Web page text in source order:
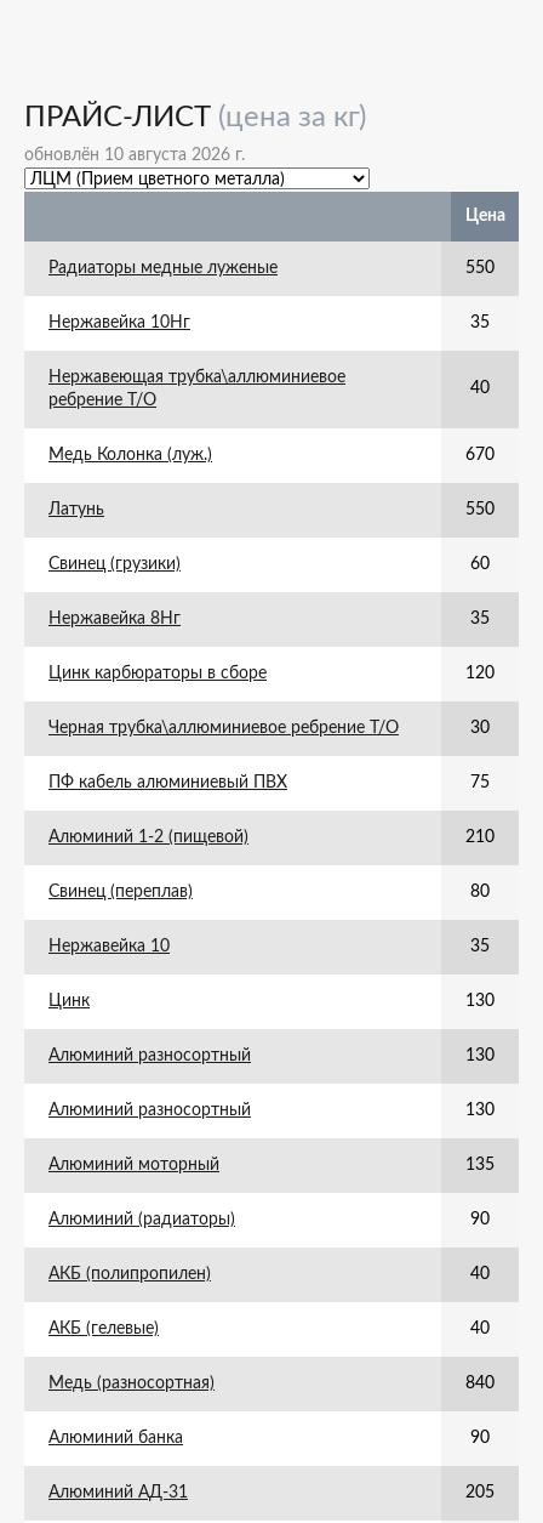
ПРАЙС-ЛИСТ (цена за кг)
обновлён 10 августа 2026 г.
Цена
Радиаторы медные луженые 550
Нержавейка 10Нг 35
Нержавеющая трубка\аллюминиевое
ребрение Т/О
40
Медь Колонка (луж.) 670
Латунь 550
Свинец (грузики) 60
Нержавейка 8Нг 35
Цинк карбюраторы в сборе 120
Черная трубка\аллюминиевое ребрение Т/О 30
ПФ кабель алюминиевый ПВХ 75
Алюминий 1-2 (пищевой) 210
Свинец (переплав) 80
Нержавейка 10 35
Цинк 130
Алюминий разносортный 130
Алюминий разносортный 130
Алюминий моторный 135
Алюминий (радиаторы) 90
АКБ (полипропилен) 40
АКБ (гелевые) 40
Медь (разносортная) 840
Алюминий банка 90
Алюминий АД-31 205